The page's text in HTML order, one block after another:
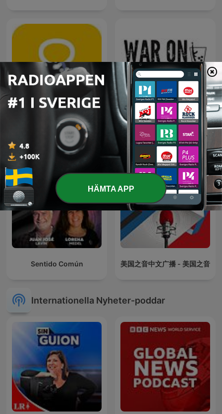
8 Sidor War on the Rocks
Sentido Común 美国之音中文广播 - 美国之音
Internationella Nyheter-poddar
HÄMTA APP